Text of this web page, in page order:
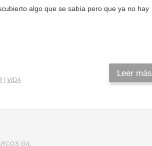
algo que se sabía pero que ya no hay
VIDA
Leer más
GIL